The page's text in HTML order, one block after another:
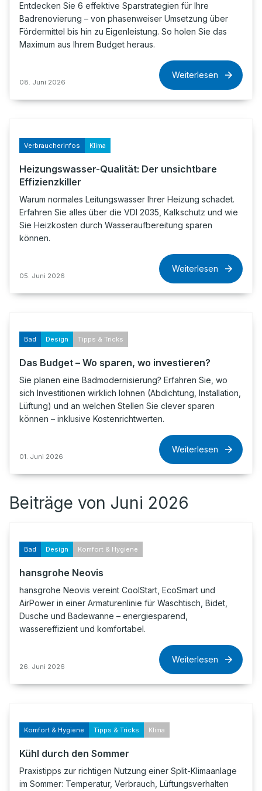
Entdecken Sie 6 effektive Sparstrategien für Ihre
Badrenovierung – von phasenweiser Umsetzung über
Fördermittel bis hin zu Eigenleistung. So holen Sie das
Maximum aus Ihrem Budget heraus.
08. Juni 2026
Weiterlesen
Verbraucherinfos Klima
Heizungswasser-Qualität: Der unsichtbare
Effizienzkiller
Warum normales Leitungswasser Ihrer Heizung schadet.
Erfahren Sie alles über die VDI 2035, Kalkschutz und wie
Sie Heizkosten durch Wasseraufbereitung sparen
können.
05. Juni 2026
Weiterlesen
Bad Design Tipps & Tricks
Das Budget – Wo sparen, wo investieren?
Sie planen eine Badmodernisierung? Erfahren Sie, wo
sich Investitionen wirklich lohnen (Abdichtung, Installation,
Lüftung) und an welchen Stellen Sie clever sparen
können – inklusive Kostenrichtwerten.
01. Juni 2026
Weiterlesen
Beiträge von Juni 2026
Bad Design Komfort & Hygiene
hansgrohe Neovis
hansgrohe Neovis vereint CoolStart, EcoSmart und
AirPower in einer Armaturenlinie für Waschtisch, Bidet,
Dusche und Badewanne – energiesparend,
wassereffizient und komfortabel.
26. Juni 2026
Weiterlesen
Komfort & Hygiene Tipps & Tricks Klima
Kühl durch den Sommer
Praxistipps zur richtigen Nutzung einer Split-Klimaanlage
im Sommer: Temperatur, Verbrauch, Lüftungsverhalten